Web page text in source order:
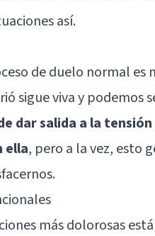
así.
de duelo normal
sigue viva y podemos
dar salida a la
ella, pero a la vez, esto
más dolorosas